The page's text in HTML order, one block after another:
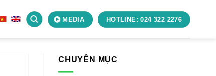
MEDIA HOTLINE: 024 322 2276
CHUYÊN MỤC